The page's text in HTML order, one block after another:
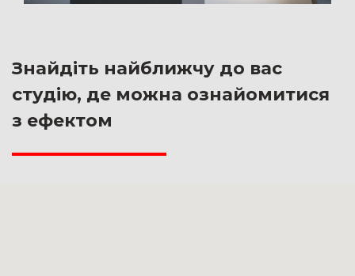
Знайдіть найближчу до вас
студію, де можна ознайомитися
з ефектом